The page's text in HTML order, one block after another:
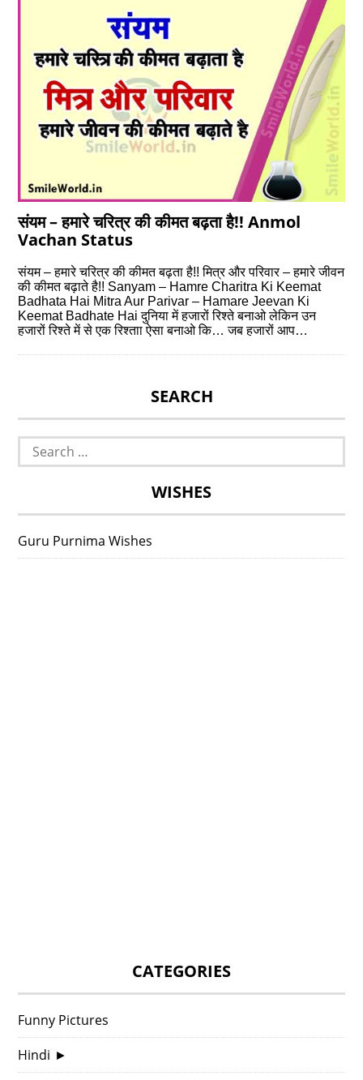
संयम – हमारे चरित्र की कीमत बढ़ता है!! Anmol
Vachan Status
संयम – हमारे चरित्र की कीमत बढ़ता है!! मित्र और परिवार – हमारे जीवन
की कीमत बढ़ाते है!! Sanyam – Hamre Charitra Ki Keemat
Badhata Hai Mitra Aur Parivar – Hamare Jeevan Ki
Keemat Badhate Hai दुनिया में हजारों रिश्ते बनाओ लेकिन उन
हजारों रिश्ते में से एक रिश्ताा ऐसा बनाओ कि… जब हजारों आप…
SEARCH
Search
for:
WISHES
Guru Purnima Wishes
CATEGORIES
Funny Pictures
Hindi ►